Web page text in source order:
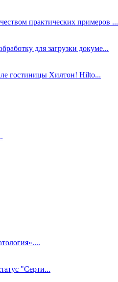
практических примеров ...
для загрузки докуме...
гостиницы Хилтон! Hilto...
"Серти...